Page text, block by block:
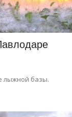
лыжной базы.